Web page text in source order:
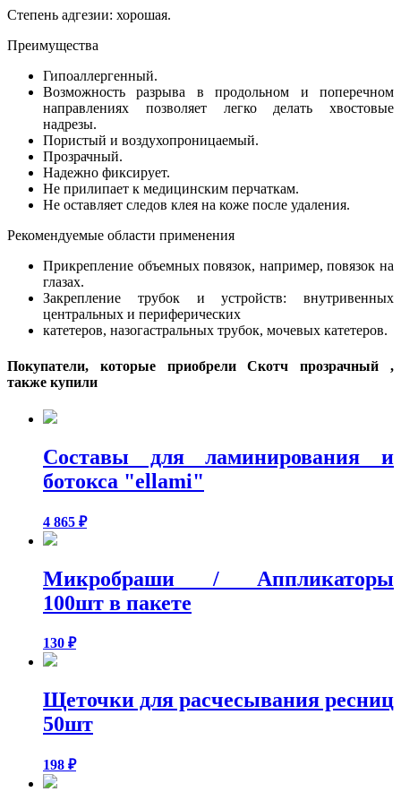
Степень адгезии: хорошая.
Преимущества
Гипоаллергенный.
Возможность разрыва в продольном и поперечном
направлениях позволяет легко делать хвостовые
надрезы.
Пористый и воздухопроницаемый.
Прозрачный.
Надежно фиксирует.
Не прилипает к медицинским перчаткам.
Не оставляет следов клея на коже после удаления.
Рекомендуемые области применения
Прикрепление объемных повязок, например, повязок на
глазах.
Закрепление трубок и устройств: внутривенных
центральных и периферических
катетеров, назогастральных трубок, мочевых катетеров.
Покупатели, которые приобрели Скотч прозрачный ,
также купили
Составы для ламинирования и
ботокса "ellami"
4 865 ₽
Микробраши / Аппликаторы
100шт в пакете
130 ₽
Щеточки для расчесывания ресниц
50шт
198 ₽